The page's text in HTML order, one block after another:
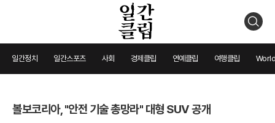
검
일간정치 일간스포츠 사회 경제클립 연예클립 여행클립
볼보코리아, "안전 기술 총망라" 대형 SUV 공개